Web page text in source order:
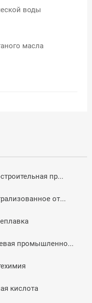
воды
масла
пр...
от...
промышленно...
кислота